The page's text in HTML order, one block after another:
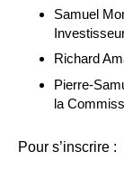
Samuel
Richard
Pierre-
la
Pour s’inscrire :